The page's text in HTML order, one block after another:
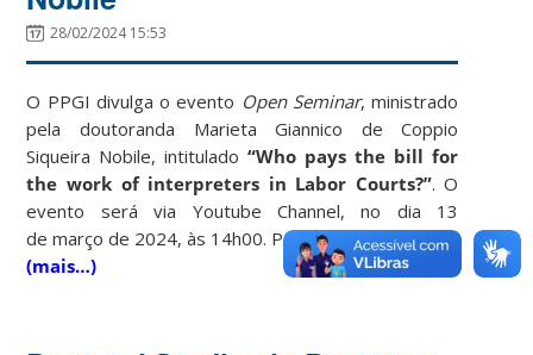
28/02/2024 15:53
O PPGI divulga o evento Open Seminar, ministrado
pela doutoranda Marieta Giannico de Coppio
Siqueira Nobile, intitulado“Who pays the bill for
the work of interpreters in Labor Courts?”. O
evento será via Youtube Channel, no dia 13
de março de 2024, às 14h00. Participe!
(mais…)